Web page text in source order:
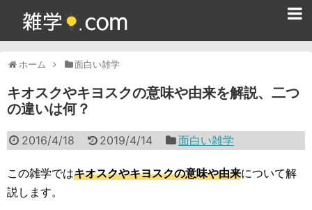
ホーム 面白い雑学
キオスクやキヨスクの意味や由来を解説、二つ
の違いは何？
2016/4/18 2019/4/14 面白い雑学
この雑学ではキオスクやキヨスクの意味や由来について解
説します。
365日雑学カレンダー
面白い雑学
ためになる雑学